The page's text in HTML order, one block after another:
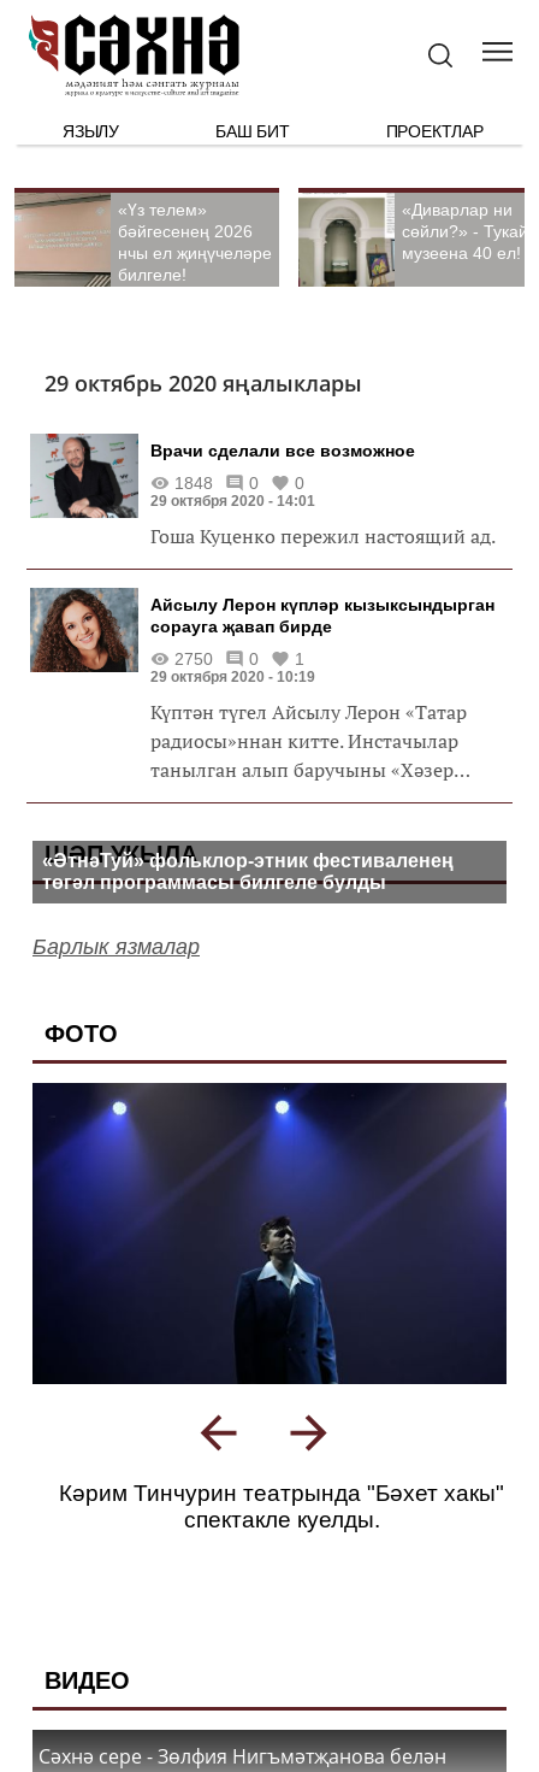
ЯЗЫЛУ БАШ БИТ ПРОЕКТЛАР
«Үз телем»
бәйгесенең 2026
нчы ел җиңүчеләре
билгеле!
«Диварлар ни
сөйли?» - Тукай
музеена 40 ел!
29 октябрь 2020 яңалыклары
Врачи сделали все возможное
1848
0 0
29 октября 2020 - 14:01
Гоша Куценко пережил настоящий ад.
Айсылу Лерон күпләр кызыксындырган
сорауга җавап бирде
2750
0 1
29 октября 2020 - 10:19
Күптән түгел Айсылу Лерон «Татар
радиосы»ннан китте. Инстачылар
танылган алып баручыны «Хәзер
кайда эшлисең?» дигән аптыраталар
ШӘП УКЫЛА
«ӘтнәТуй» фольклор-этник фестиваленең
төгәл программасы билгеле булды
Барлык язмалар
ФОТО
Кәрим Тинчурин театрында "Бәхет хакы"
спектакле куелды.
ВИДЕО
Сәхнә сере - Зөлфия Нигъмәтҗанова белән